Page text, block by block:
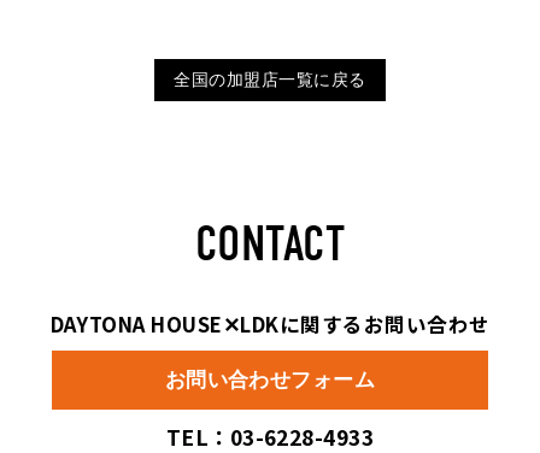
全国の加盟店一覧に戻る
CONTACT
DAYTONA HOUSE✕LDKに関するお問い合わせ
お問い合わせフォーム
TEL：03-6228-4933